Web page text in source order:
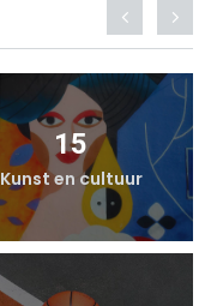
15
Kunst en cultuur